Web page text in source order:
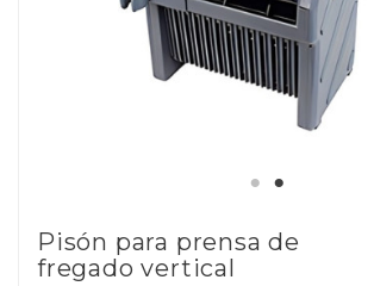
Pisón para prensa de
fregado vertical